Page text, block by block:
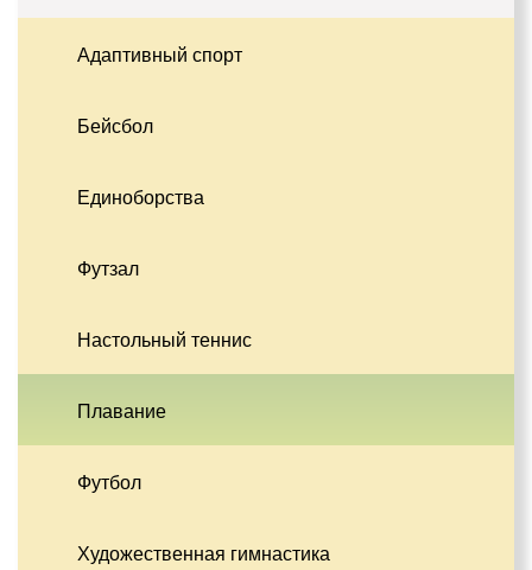
Адаптивный спорт
Бейсбол
Единоборства
Футзал
Настольный теннис
Плавание
Футбол
Художественная гимнастика